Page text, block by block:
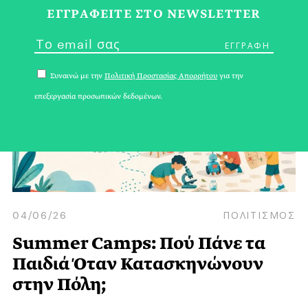
04/06/26 ΠΟΛΙΤΙΣΜΟΣ
Summer Camps: Πού Πάνε τα
Παιδιά Όταν Κατασκηνώνουν
στην Πόλη;
ΕΓΓPΑΦΕΙΤΕ ΣΤΟ NEWSLETTER
Συναινώ με την Πολιτική Προστασίας Απορρήτου για την
επεξεργασία προσωπικών δεδομένων.